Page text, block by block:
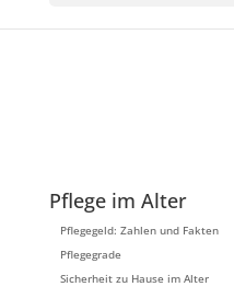
Pflege im Alter
Pflegegeld: Zahlen und Fakten
Pflegegrade
Sicherheit zu Hause im Alter